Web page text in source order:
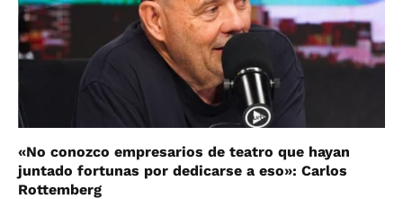
«No conozco empresarios de teatro que hayan
juntado fortunas por dedicarse a eso»: Carlos
Rottemberg